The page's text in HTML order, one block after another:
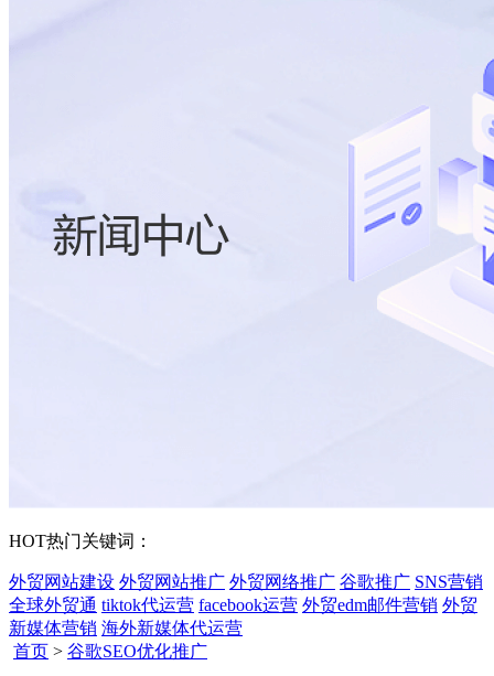
HOT热门关键词：
外贸网站建设 外贸网站推广 外贸网络推广 谷歌推广 SNS营销
全球外贸通 tiktok代运营 facebook运营 外贸edm邮件营销 外贸
新媒体营销 海外新媒体代运营
首页 > 谷歌SEO优化推广